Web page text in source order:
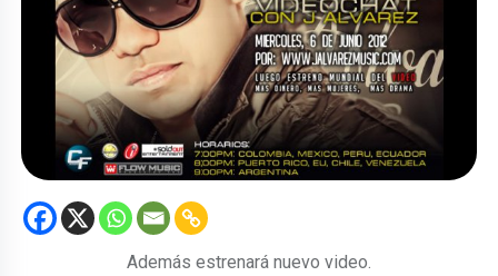
Además estrenará nuevo video.